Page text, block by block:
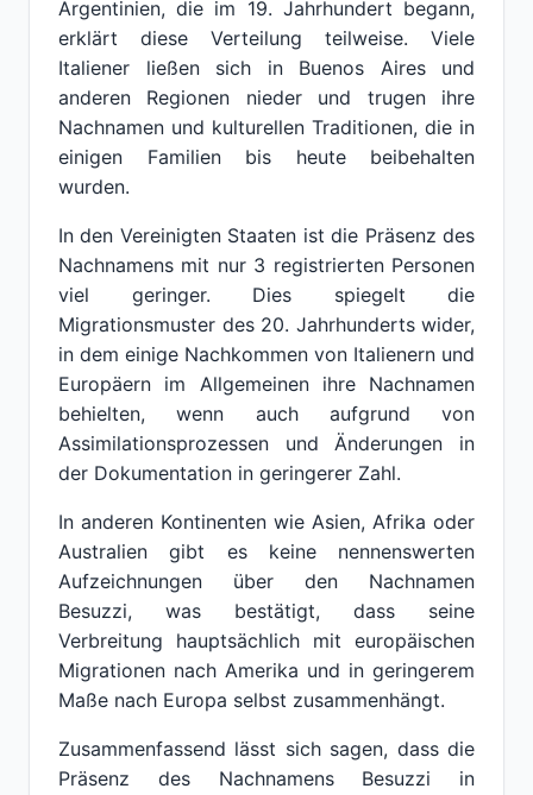
Argentinien, die im 19. Jahrhundert begann,
erklärt diese Verteilung teilweise. Viele
Italiener ließen sich in Buenos Aires und
anderen Regionen nieder und trugen ihre
Nachnamen und kulturellen Traditionen, die in
einigen Familien bis heute beibehalten
wurden.
In den Vereinigten Staaten ist die Präsenz des
Nachnamens mit nur 3 registrierten Personen
viel geringer. Dies spiegelt die
Migrationsmuster des 20. Jahrhunderts wider,
in dem einige Nachkommen von Italienern und
Europäern im Allgemeinen ihre Nachnamen
behielten, wenn auch aufgrund von
Assimilationsprozessen und Änderungen in
der Dokumentation in geringerer Zahl.
In anderen Kontinenten wie Asien, Afrika oder
Australien gibt es keine nennenswerten
Aufzeichnungen über den Nachnamen
Besuzzi, was bestätigt, dass seine
Verbreitung hauptsächlich mit europäischen
Migrationen nach Amerika und in geringerem
Maße nach Europa selbst zusammenhängt.
Zusammenfassend lässt sich sagen, dass die
Präsenz des Nachnamens Besuzzi in